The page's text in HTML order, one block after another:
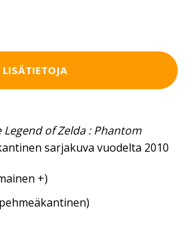
LISÄTIETOJA
Legend of Zelda : Phantom
sarjakuva vuodelta 2010
+)